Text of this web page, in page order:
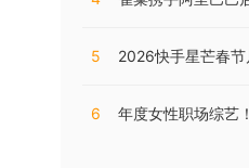
5 2026快手星芒春节片单出炉，18部精
6 年度女性职场综艺！《上班啦！妈